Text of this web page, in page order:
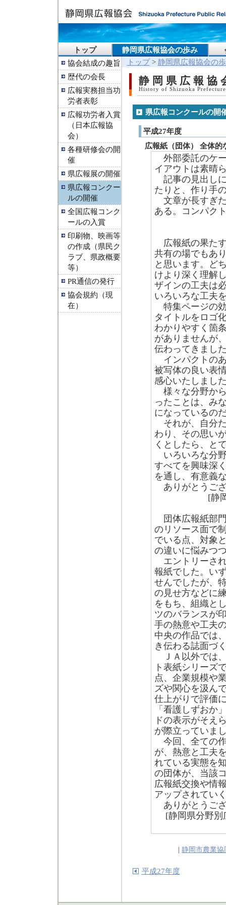
トップ 静岡県広報協会の歩み
協会結成の趣旨
歴代の会長
広報実務担当功
労者表彰
広報功労者入賞
（日本広報協
会）
各種研修会の開
催
県広報展の開催
県広報コンクー
ルの開催
全国広報コンク
ールの入賞
印刷物、映画等
の作成（県民ク
ラブ、県政概要
等）
PR通信の発行
協会規約（現
在）
トップ> 静岡県広報協会の
静岡県広報協
History of Shizuoka
県広報コンクールの開
平成27年度
広報紙（団体） 全体的
外部委託のケ
イアウトは素晴
記事の見出し
たりと、作り手
文章が長すぎ
ある。コンパク
広報紙の果た
共有の場でもあ
と思います。ど
けより深く理解
ザインの工夫は
いろいろな工夫
特集ページの
タイトルをロゴ
わかりやすく箇
がありませんが
伝わってきまし
インパクトの
被写体の良い表
感心いたしまし
様々な分野か
ったことは、み
になっているの
それが、自分
わり、その思い
くとしたら、と
いろいろな分
すべてを興味深
を通し、有意義
ありがとうご
[静
団体広報紙部
のリソース面で
でいる点、対象
の違いに悩みつ
エントリーさ
報紙でした。い
せんでしたが、
の見せ方などに
をもち、組織と
ツのバランスが
手の熱意や工夫
中央の作品では
き伝わる誌面づ
ＪＡ以外では
ト表紙シリーズ
点、企業規模や
ズや関心を汲ん
仕上がりで評価
「看護しずおか
ドの表示がそえ
が際立っていま
今回、全ての
が、熱意と工夫
れている実態を
の団体が、当該
広報紙交換や情
アップされてい
ありがとうご
[静岡県分野
|静岡市農業協
平成27年度